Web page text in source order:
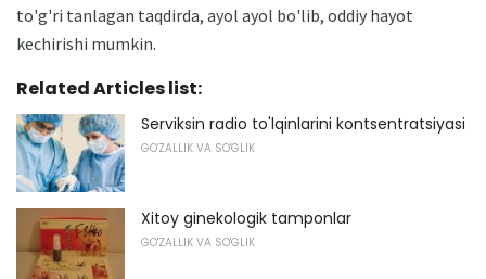
to'g'ri tanlagan taqdirda, ayol ayol bo'lib, oddiy hayot
kechirishi mumkin.
Related Articles list:
Serviksin radio to'lqinlarini kontsentratsiyasi
GO'ZALLIK VA SO'GLIK
Xitoy ginekologik tamponlar
GO'ZALLIK VA SO'GLIK